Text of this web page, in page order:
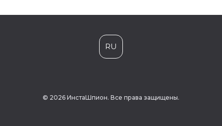
RU
© 2026 ИнстаШпион. Все права защищены.